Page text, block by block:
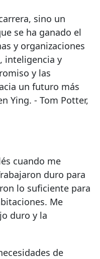
sino un
se ha ganado el
y organizaciones
inteligencia y
y las
un futuro más
Ying. - Tom Potter,
cuando me
duro para
lo suficiente para
Me
duro y la
de